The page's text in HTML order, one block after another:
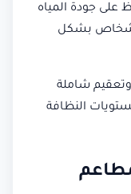
على جودة المياه
بشكل
شاملة
النظافة